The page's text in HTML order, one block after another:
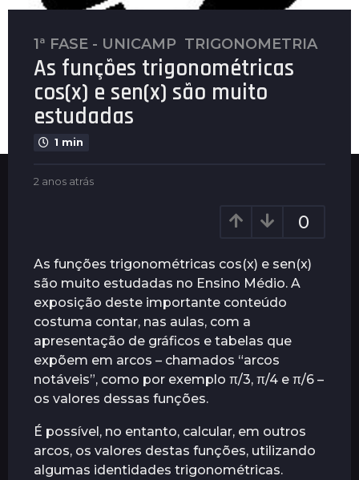
2
a
o
s
a
r
a
1ª FASE - UNICAMP ,TRIGONOMETRIA
As funções trigonométricas
cos(x) e sen(x) são muito
estudadas
1 min
b
n
u
s
2 anos atrás
t
r
á
s
0
As funções trigonométricas cos(x) e sen(x)
são muito estudadas no Ensino Médio. A
exposição deste importante conteúdo
costuma contar, nas aulas, com a
apresentação de gráficos e tabelas que
expõem em arcos – chamados “arcos
notáveis”, como por exemplo π/3, π/4 e π/6 –
os valores dessas funções.
É possível, no entanto, calcular, em outros
arcos, os valores destas funções, utilizando
algumas identidades trigonométricas.